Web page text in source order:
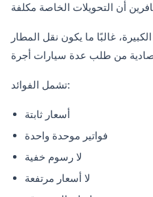
غالبًا ما يكون نقل المطار
تشمل الفوائد:
أسعار ثابتة
فواتير موحدة واحدة
لا رسوم خفية
لا أسعار مرتفعة